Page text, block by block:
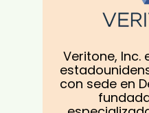
Veritone, Inc.
con sede en